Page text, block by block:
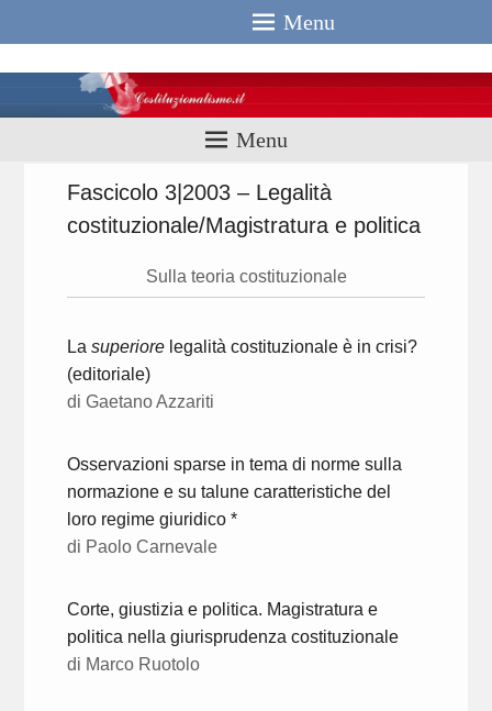
Menu
Menu
Fascicolo 3|2003 – Legalità
costituzionale/Magistratura e politica
Sulla teoria costituzionale
Lasuperiore legalità costituzionale è in crisi?
(editoriale)
di Gaetano Azzariti
Osservazioni sparse in tema di norme sulla
normazione e su talune caratteristiche del
loro regime giuridico *
di Paolo Carnevale
Corte, giustizia e politica. Magistratura e
politica nella giurisprudenza costituzionale
di Marco Ruotolo